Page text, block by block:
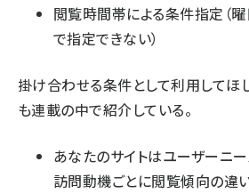
閲覧時間帯による条件指定（
で指定できない）
掛け合わせる条件として利用してほ
も連載の中で紹介している。
あなたのサイトはユーザーニ
訪問動機ごとに閲覧傾向の違